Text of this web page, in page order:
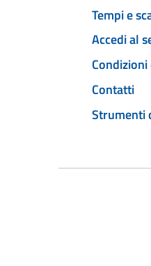
Tempi e
Accedi al
Contatti
Strumenti